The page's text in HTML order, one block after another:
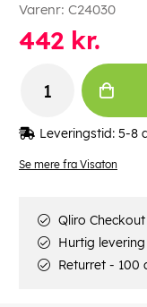
Se mere fra Visaton
Varenr: C24030
442 kr.
Leveringstid: 5-8
Qliro Checkout
Hurtig
Returret -